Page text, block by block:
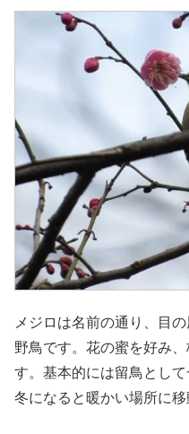
メジロは名前の通り、目
野鳥です。花の蜜を好み
す。基本的には留鳥とし
冬になると暖かい場所に移